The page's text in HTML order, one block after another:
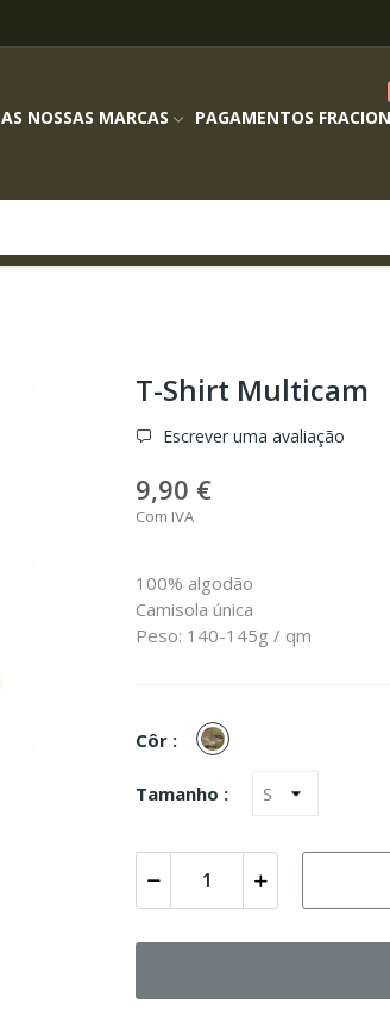
AS NOSSAS MARCAS PAGAMENTOS
T-Shirt Multicam
Escrever uma avaliação
9,90 €
Com IVA
100% algodão
Camisola única
Peso: 140-145g / qm
Côr : Multicam
Tamanho :